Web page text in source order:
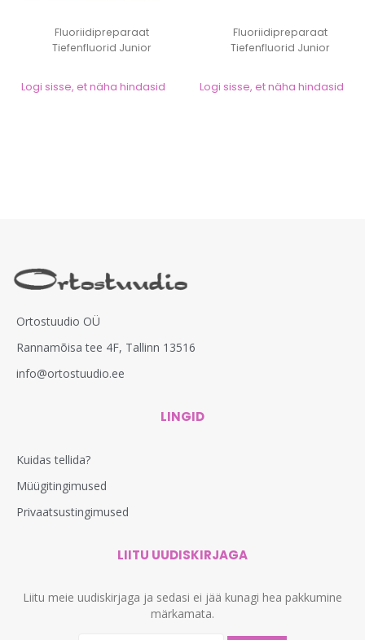
Fluoriidipreparaat
Tiefenfluorid Junior
Logi sisse, et näha hindasid
Fluoriidipreparaat
Tiefenfluorid Junior
Logi sisse, et näha hindasid
Ortostuudio OÜ
Rannamõisa tee 4F, Tallinn 13516
info@ortostuudio.ee
LINGID
Kuidas tellida?
Müügitingimused
Privaatsustingimused
LIITU UUDISKIRJAGA
Liitu meie uudiskirjaga ja sedasi ei jää kunagi hea pakkumine
märkamata.